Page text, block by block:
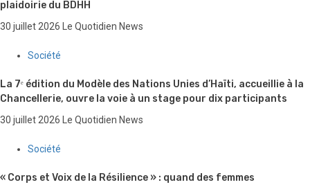
plaidoirie du BDHH
30 juillet 2026 Le Quotidien News
Société
La 7ᵉ édition du Modèle des Nations Unies d’Haïti, accueillie à la
Chancellerie, ouvre la voie à un stage pour dix participants
30 juillet 2026 Le Quotidien News
Société
« Corps et Voix de la Résilience » : quand des femmes